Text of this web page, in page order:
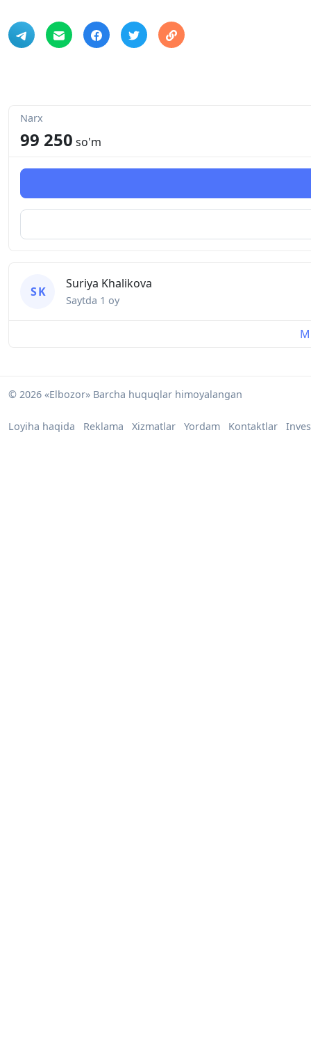
Narx
99 250 so'm
S K
Suriya Khalikova
Saytda 1 oy
© 2026 «Elbozor» Barcha huquqlar himoyalangan
Loyiha haqida Reklama Xizmatlar Yordam Kontaktlar